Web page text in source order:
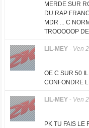
MERDE SUR
DU RAP
MDR ... C
TROOOOOP
LIL-MEY- Ven
OE C SUR 50
CONFONDRE
LIL-MEY- Ven
PK TU FAIS LE